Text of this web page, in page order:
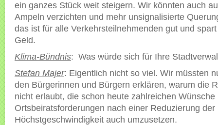
ein ganzes Stück weit steigern. Wir könnten auch
Ampeln verzichten und mehr unsignalisierte
das ist für alle Verkehrsteilnehmenden gut und
Geld.
Klima-Bündnis: Was würde sich für Ihre
Stefan Majer: Eigentlich nicht so viel. Wir müssten
den Bürgerinnen und Bürgern erklären, warum die
nicht erlaubt, die schon heute zahlreichen Wünsche
Ortsbeiratsforderungen nach einer Reduzierung der
Höchstgeschwindigkeit auch umzusetzen.